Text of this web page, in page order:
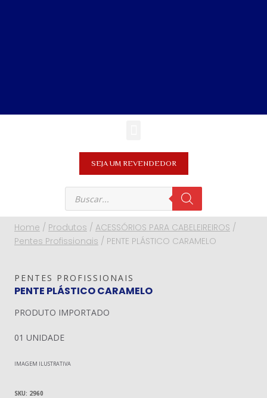
SEJA UM REVENDEDOR
Home / Produtos / ACESSÓRIOS PARA CABELEIREIROS /
Pentes Profissionais / PENTE PLÁSTICO CARAMELO
PENTES PROFISSIONAIS
PENTE PLÁSTICO CARAMELO
PRODUTO IMPORTADO
01 UNIDADE
IMAGEM ILUSTRATIVA
SKU: 2960